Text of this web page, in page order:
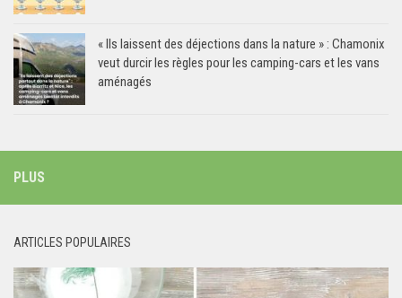
« Ils laissent des déjections dans la nature » : Chamonix
veut durcir les règles pour les camping-cars et les vans
aménagés
PLUS
ARTICLES POPULAIRES